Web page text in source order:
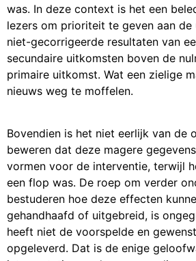
was. In deze context is het een
lezers om prioriteit te geven aan de
niet-gecorrigeerde resultaten van
secundaire uitkomsten boven de
primaire uitkomst. Wat een zielige
nieuws weg te moffelen.
Bovendien is het niet eerlijk van de
beweren dat deze magere
vormen voor de interventie, terwijl
een flop was. De roep om verder
bestuderen hoe deze effecten
gehandhaafd of uitgebreid, is
heeft niet de voorspelde en
opgeleverd. Dat is de enige